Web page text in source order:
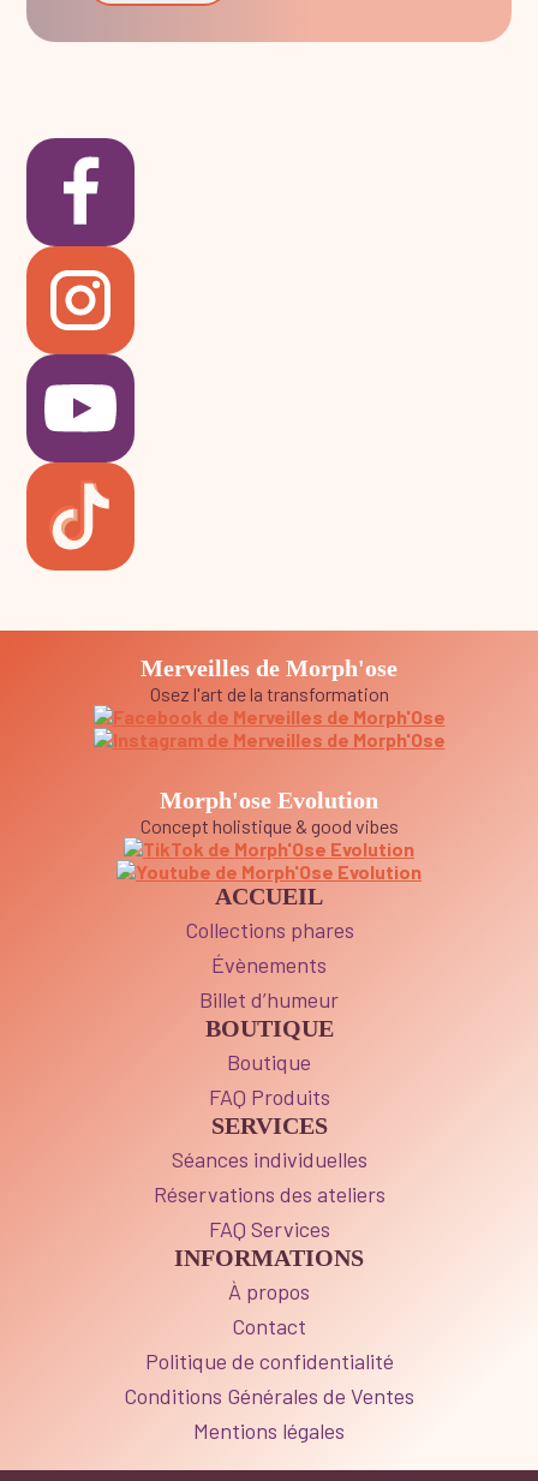
Merveilles de Morph'ose
Osez l'art de la transformation
Morph'ose Evolution
Concept holistique & good vibes
ACCUEIL
Collections phares
Évènements
Billet d’humeur
BOUTIQUE
Boutique
FAQ Produits
SERVICES
Séances individuelles
Réservations des ateliers
FAQ Services
INFORMATIONS
À propos
Contact
Politique de confidentialité
Conditions Générales de Ventes
Mentions légales